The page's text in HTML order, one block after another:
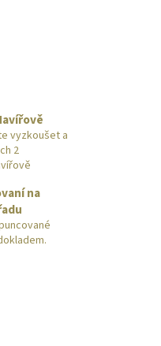
vyzkoušet a
2
na